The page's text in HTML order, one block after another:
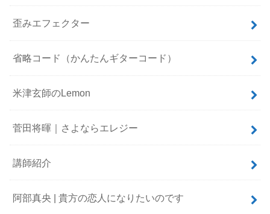
歪みエフェクター
省略コード（かんたんギターコード）
米津玄師のLemon
菅田将暉｜さよならエレジー
講師紹介
阿部真央 | 貴方の恋人になりたいのです